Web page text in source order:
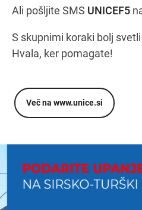
Ali pošljite SMS UNICEF5
S skupnimi koraki bolj
Hvala, ker pomagate!
Več na www.unice.si